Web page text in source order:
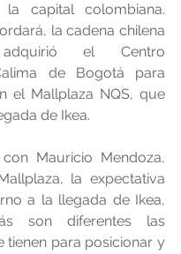
capital colombiana.
la cadena chilena
adquirió el Centro
de Bogotá para
el Mallplaza NQS, que
de Ikea.
Mauricio Mendoza,
la expectativa
a la llegada de Ikea,
son diferentes las
tienen para posicionar y